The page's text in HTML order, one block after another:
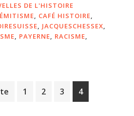
DE L'HISTOIRE
CAFÉ HISTOIRE
JACQUESCHESSEX
PAYERNE RACISME
Page
1 Page
2 Page
3 Page
4